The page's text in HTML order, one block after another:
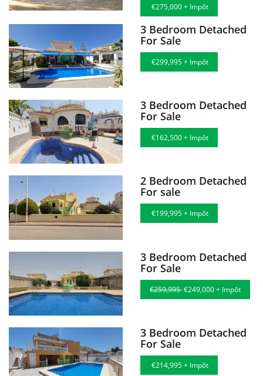
€275,000 + Impôt
3 Bedroom Detached
For Sale
€299,995 + Impôt
3 Bedroom Detached
For Sale
€162,500 + Impôt
2 Bedroom Detached
For sale
€199,995 + Impôt
3 Bedroom Detached
For Sale
€259,995€249,000 + Impôt
3 Bedroom Detached
For Sale
€214,995 + Impôt